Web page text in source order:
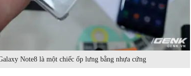
Note8 là một chiếc ốp lưng bằng nhựa cứng